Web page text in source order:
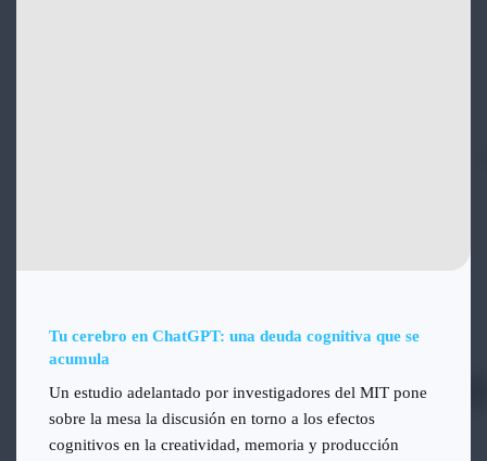
Tu cerebro en ChatGPT: una deuda cognitiva que se
acumula
Un estudio adelantado por investigadores del MIT pone
sobre la mesa la discusión en torno a los efectos
cognitivos en la creatividad, memoria y producción